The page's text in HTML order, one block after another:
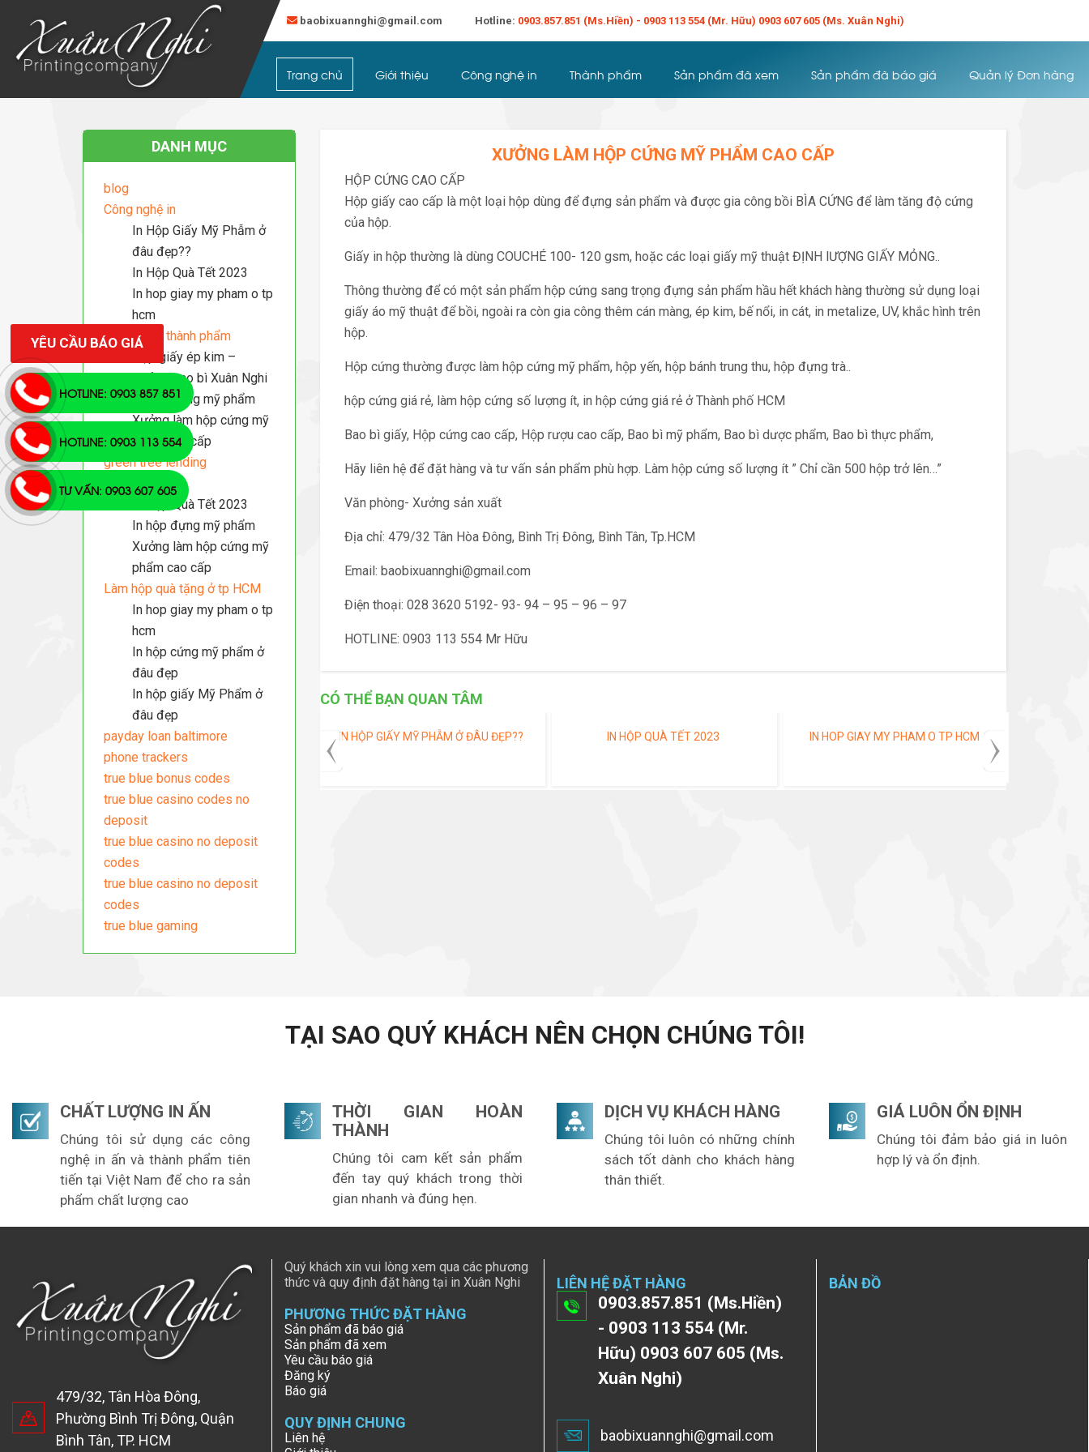
baobixuannghi@gmail.com Hotline: 0903.857.851 (Ms.Hiền) - 0903 113 554 (Mr. Hữu) 0903 607 605 (Ms. Xuân Nghi)
Trang chủ Giới thiệu Công nghệ in Thành phẩm Sản phẩm đã xem Sản phẩm đã báo giá Quản lý Đơn hàng
DANH MỤC
blog
Công nghệ in
In Hộp Giấy Mỹ Phẫm ở
đâu đẹp??
In Hộp Quà Tết 2023
In hop giay my pham o tp
hcm
Công nghệ thành phẩm
Hộp giấy ép kim –
Xưởng bao bì Xuân Nghi
In hộp đựng mỹ phẩm
Xưởng làm hộp cứng mỹ
phẩm cao cấp
green tree lending
Khuyến mãi
In Hộp Quà Tết 2023
In hộp đựng mỹ phẩm
Xưởng làm hộp cứng mỹ
phẩm cao cấp
Làm hộp quà tặng ở tp HCM
In hop giay my pham o tp
hcm
In hộp cứng mỹ phẩm ở
đâu đẹp
In hộp giấy Mỹ Phẩm ở
đâu đẹp
payday loan baltimore
phone trackers
true blue bonus codes
true blue casino codes no
deposit
true blue casino no deposit
codes
true blue casino no deposit
codes
true blue gaming
XƯỞNG LÀM HỘP CỨNG MỸ PHẨM CAO CẤP
HỘP CỨNG CAO CẤP
Hộp giấy cao cấp là một loại hộp dùng để đựng sản phẩm và được gia công bồi BÌA CỨNG để làm tăng độ cứng
của hộp.
Giấy in hộp thường là dùng COUCHÉ 100- 120 gsm, hoặc các loại giấy mỹ thuật ĐỊNH lƯỢNG GIẤY MỎNG..
Thông thường để có một sản phẩm hộp cứng sang trọng đựng sản phẩm hầu hết khách hàng thường sử dụng loại
giấy áo mỹ thuật để bồi, ngoài ra còn gia công thêm cán màng, ép kim, bế nổi, in cát, in metalize, UV, khắc hình trên
hộp.
Hộp cứng thường được làm hộp cứng mỹ phẩm, hộp yến, hộp bánh trung thu, hộp đựng trà..
hộp cứng giá rẻ, làm hộp cứng số lượng ít, in hộp cứng giá rẻ ở Thành phố HCM
Bao bì giấy, Hộp cứng cao cấp, Hộp rượu cao cấp, Bao bì mỹ phẩm, Bao bì dược phẩm, Bao bì thực phẩm,
Hãy liên hệ để đặt hàng và tư vấn sản phẩm phù hợp. Làm hộp cứng số lượng ít ” Chỉ cần 500 hộp trở lên…”
Văn phòng- Xưởng sản xuất
Địa chỉ: 479/32 Tân Hòa Đông, Bình Trị Đông, Bình Tân, Tp.HCM
Email: baobixuannghi@gmail.com
Điện thoại: 028 3620 5192- 93- 94 – 95 – 96 – 97
HOTLINE: 0903 113 554 Mr Hữu
CÓ THỂ BẠN QUAN TÂM
IN TÚI GIẤY TÁI CHẾ Ở TP HCM IN HỘP GIẤY MỸ PHẪM Ở ĐÂU ĐẸP?? IN HỘP QUÀ TẾT 2023 IN HOP GIAY MY PHAM O TP HCM
TẠI SAO QUÝ KHÁCH NÊN CHỌN CHÚNG TÔI!
CHẤT LƯỢNG IN ẤN
Chúng tôi sử dụng các công
nghệ in ấn và thành phẩm tiên
tiến tại Việt Nam để cho ra sản
phẩm chất lượng cao
THỜI GIAN HOÀN
THÀNH
Chúng tôi cam kết sản phẩm
đến tay quý khách trong thời
gian nhanh và đúng hẹn.
DỊCH VỤ KHÁCH HÀNG
Chúng tôi luôn có những chính
sách tốt dành cho khách hàng
thân thiết.
GIÁ LUÔN ỔN ĐỊNH
Chúng tôi đảm bảo giá in luôn
hợp lý và ổn định.
479/32, Tân Hòa Đông,
Phường Bình Trị Đông, Quận
Bình Tân, TP. HCM
Quý khách xin vui lòng xem qua các phương
thức và quy định đặt hàng tại in Xuân Nghi
PHƯƠNG THỨC ĐẶT HÀNG
Sản phẩm đã báo giá
Sản phẩm đã xem
Yêu cầu báo giá
Đăng ký
Báo giá
QUY ĐỊNH CHUNG
Liên hệ
LIÊN HỆ ĐẶT HÀNG
0903.857.851 (Ms.Hiền)
- 0903 113 554 (Mr.
Hữu) 0903 607 605 (Ms.
Xuân Nghi)
baobixuannghi@gmail.com
BẢN ĐỒ
YÊU CẦU BÁO GIÁ
TƯ VẤN: 0903 607 605
HOTLINE: 0903 113 554
HOTLINE: 0903 857 851